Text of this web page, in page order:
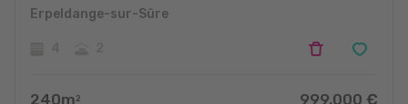
Erpeldange-sur-Sûre
240m 2 999.000 €